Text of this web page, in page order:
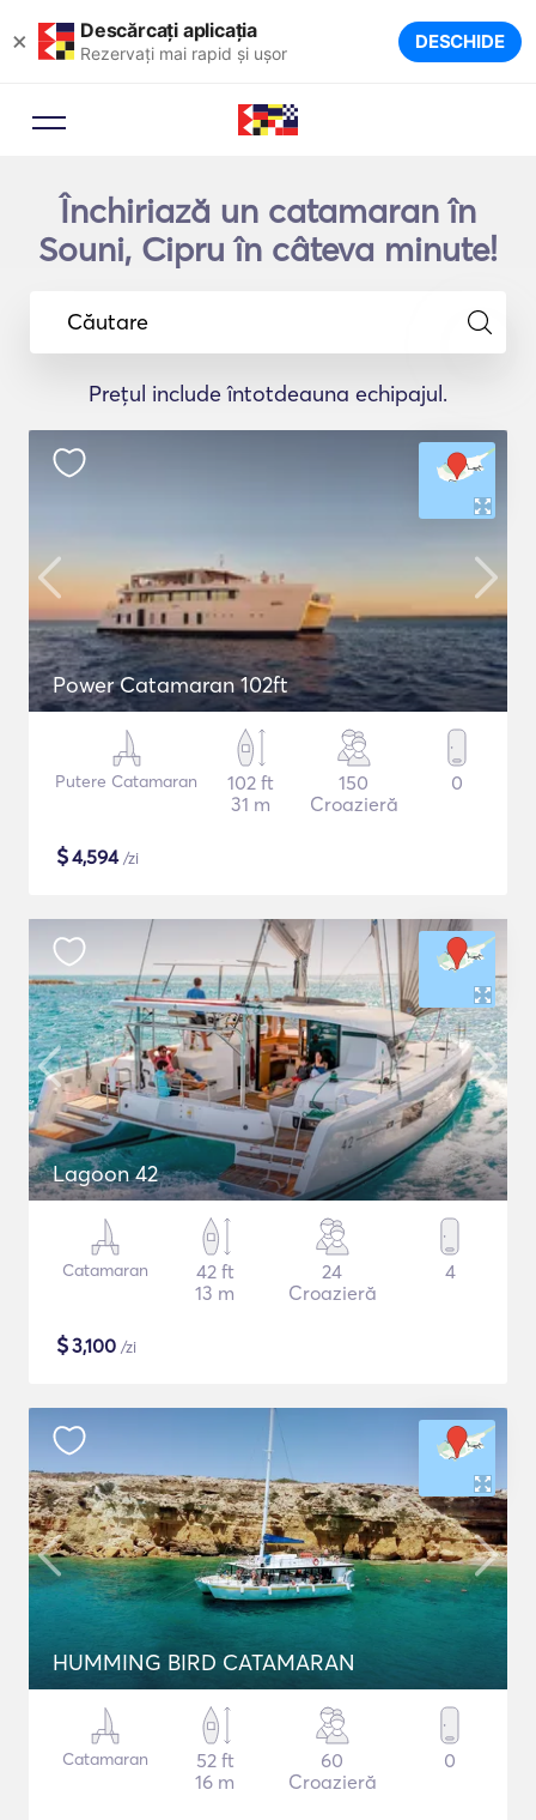
× Descărcați aplicația
Rezervați mai rapid și ușor DESCHIDE
Închiriază un catamaran în
Souni, Cipru în câteva minute!
Căutare
Prețul include întotdeauna echipajul.
Power Catamaran 102ft
Putere Catamaran
102 ft
31 m
150
Croazieră
0
$4,594/zi
Lagoon 42
Catamaran
42 ft
13 m
24
Croazieră
4
$3,100 /zi
HUMMING BIRD CATAMARAN
Catamaran
52 ft
16 m
60
Croazieră
0